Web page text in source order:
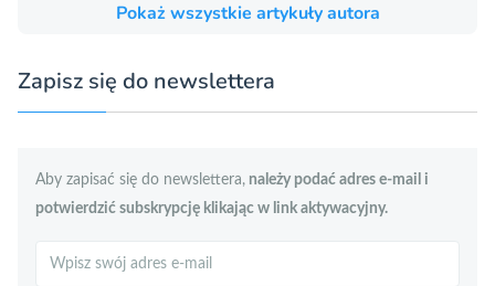
Pokaż wszystkie artykuły autora
Zapisz się do newslettera
Aby zapisać się do newslettera, należy podać adres e-mail i
potwierdzić subskrypcję klikając w link aktywacyjny.
Szukaj